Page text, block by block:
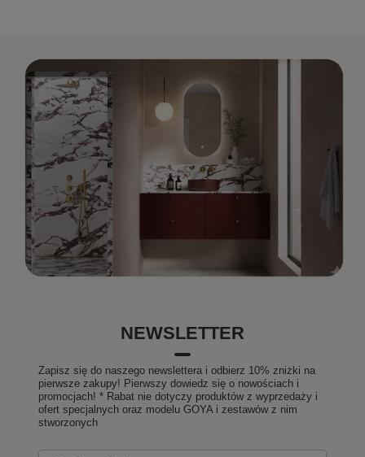
NEWSLETTER
Zapisz się do naszego newslettera i odbierz 10% zniżki na
pierwsze zakupy! Pierwszy dowiedz się o nowościach i
promocjach! * Rabat nie dotyczy produktów z wyprzedaży i
ofert specjalnych oraz modelu GOYA i zestawów z nim
stworzonych